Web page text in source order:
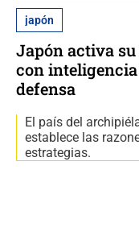
japón
Japón activa
con
defensa
El país del
establece las
estrategias.